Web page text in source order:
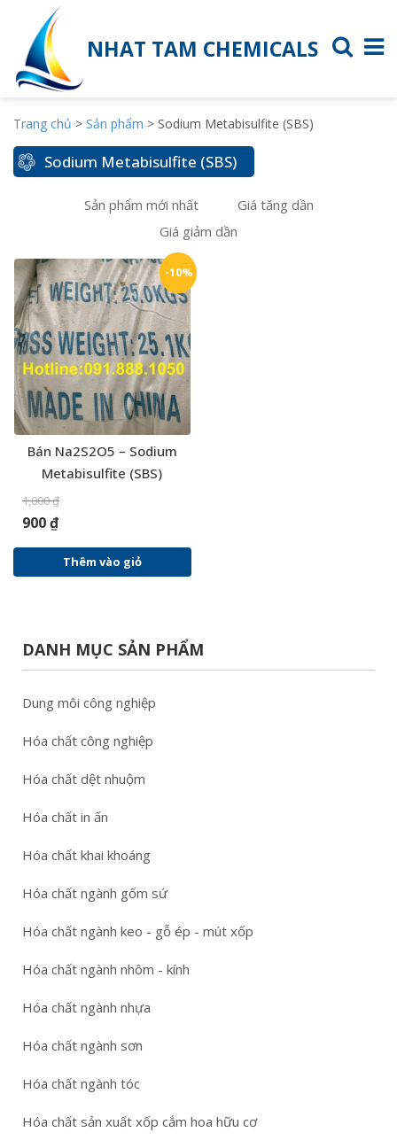
NHAT TAM CHEMICALS
Trang chủ > Sản phẩm > Sodium Metabisulfite (SBS)
Sodium Metabisulfite (SBS)
Sản phẩm mới nhất
Giá tăng dần
Giá giảm dần
-10%
Bán Na2S2O5 – Sodium
Metabisulfite (SBS)
1,000₫
900₫
Thêm vào giỏ
DANH MỤC SẢN PHẨM
Dung môi công nghiệp
Hóa chất công nghiệp
Hóa chất dệt nhuộm
Hóa chất in ấn
Hóa chất khai khoáng
Hóa chất ngành gốm sứ
Hóa chất ngành keo - gỗ ép - mút xốp
Hóa chất ngành nhôm - kính
Hóa chất ngành nhựa
Hóa chất ngành sơn
Hóa chất ngành tóc
Hóa chất sản xuất xốp cắm hoa hữu cơ